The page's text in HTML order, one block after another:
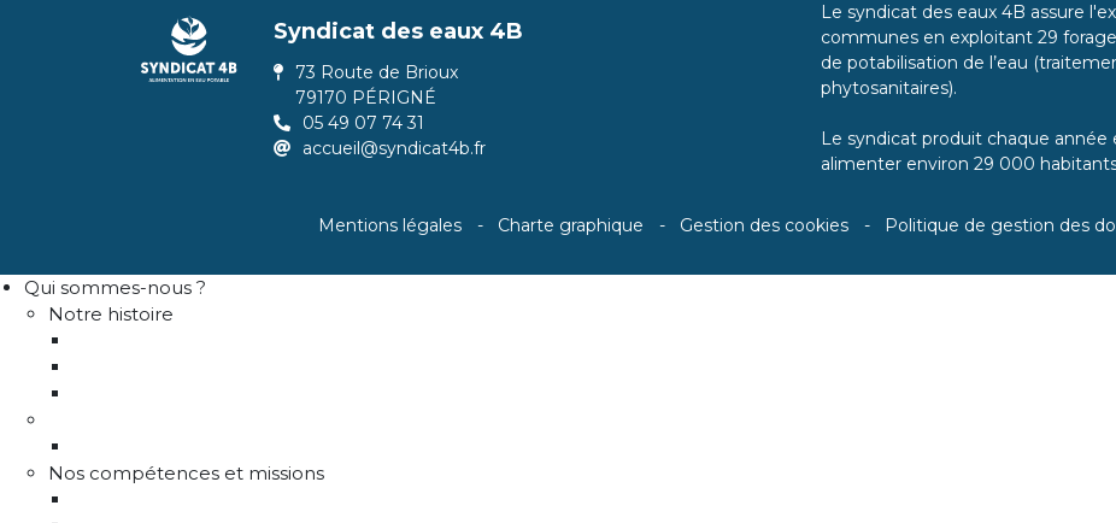
Syndicat des eaux 4B
73 Route de Brioux
79170 PÉRIGNÉ
05 49 07 74 31
accueil@syndicat4b.fr
Le syndicat des eaux 4B assure
communes en exploitant 29
de potabilisation de l’eau
phytosanitaires).
Le syndicat produit chaque année
alimenter environ 29 000
Mentions légales Charte graphique Gestion des cookies Politique de gestion des
Qui sommes-nous ?
Notre histoire
Nos compétences et missions